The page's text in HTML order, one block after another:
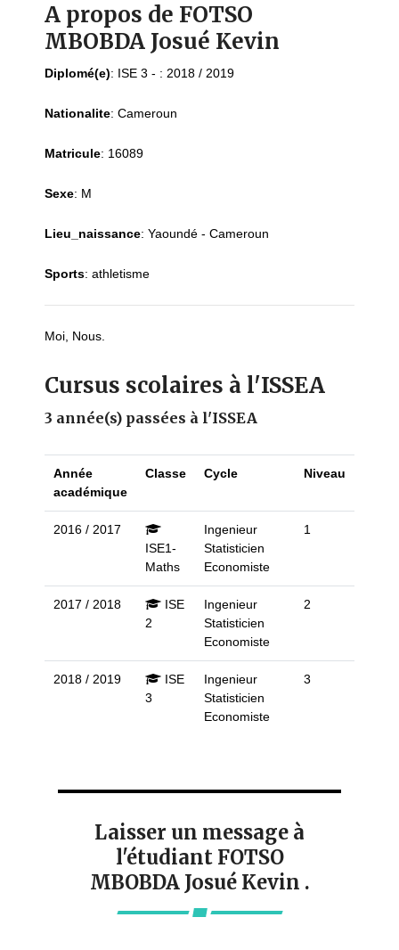
A propos de FOTSO
MBOBDA Josué Kevin
Diplomé(e): ISE 3 - : 2018 / 2019
Nationalite: Cameroun
Matricule: 16089
Sexe: M
Lieu_naissance: Yaoundé - Cameroun
Sports: athletisme
Moi, Nous.
Cursus scolaires à l'ISSEA
3 année(s) passées à l'ISSEA
Année
académique
Classe Cycle Niveau
2016 / 2017
ISE1-
Maths
Ingenieur
Statisticien
Economiste
1
2017 / 2018
ISE
2
Ingenieur
Statisticien
Economiste
2
2018 / 2019
ISE
3
Ingenieur
Statisticien
Economiste
3
Laisser un message à
l'étudiant FOTSO
MBOBDA Josué Kevin .